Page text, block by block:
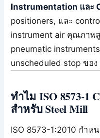
Instrumentation และ
positioners, และ
instrument air คุณภาพ
pneumatic
unscheduled stop ขอ
ทำไม ISO 8573-1
สำหรับ Steel Mill
ISO 8573-1:2010 กำ